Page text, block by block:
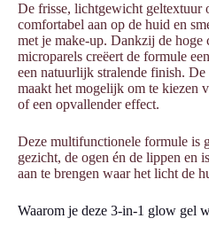
De frisse, lichtgewicht geltextuur
comfortabel aan op de huid en
met je make-up. Dankzij de hoge
microparels creëert de formule
een natuurlijk stralende finish.
maakt het mogelijk om te kiezen
of een opvallender effect.
Deze multifunctionele formule is
gezicht, de ogen én de lippen en
aan te brengen waar het licht de
Waarom je deze 3-in-1 glow gel